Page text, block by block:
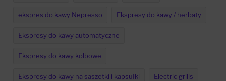
ekspres do kawy Nepresso Ekspresy do kawy / herbaty
Ekspresy do kawy automatyczne
Ekspresy do kawy kolbowe
Ekspresy do kawy na saszetki i kapsułki Electric grills